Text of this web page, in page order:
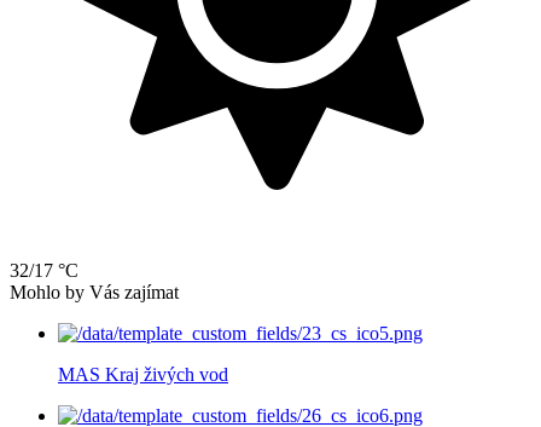
32/17 °C
Mohlo by Vás zajímat
MAS Kraj živých vod